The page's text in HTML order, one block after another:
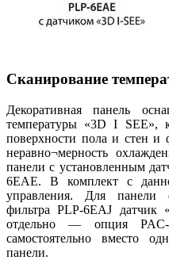
Сканирование
Декоративная панель
температуры «3D I SEE»,
поверхности пола и стен и
неравно¬мерность
панели с установленным
6EAE. В комплект с
управления. Для панели
фильтра PLP-6EAJ
отдельно — опция PAC-
самостоятельно вместо
панели.